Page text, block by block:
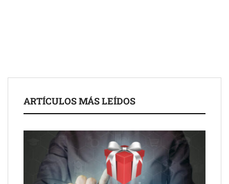
ARTÍCULOS MÁS LEÍDOS